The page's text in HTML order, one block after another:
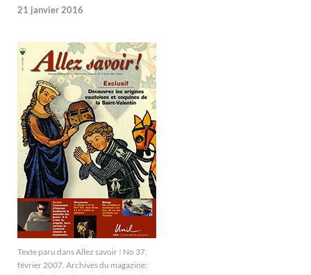
21 janvier 2016
Texte paru dans Allez savoir ! No 37,
février 2007. Archives du magazine: